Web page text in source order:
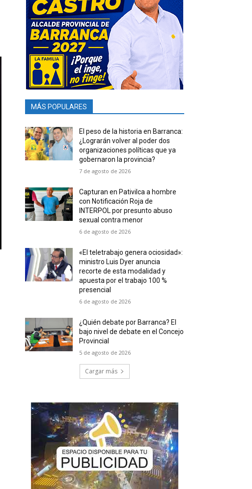
MÁS POPULARES
El peso de la historia en Barranca:
¿Lograrán volver al poder dos
organizaciones políticas que ya
gobernaron la provincia?
7 de agosto de 2026
Capturan en Pativilca a hombre
con Notificación Roja de
INTERPOL por presunto abuso
sexual contra menor
6 de agosto de 2026
«El teletrabajo genera ociosidad»:
ministro Luis Dyer anuncia
recorte de esta modalidad y
apuesta por el trabajo 100 %
presencial
6 de agosto de 2026
¿Quién debate por Barranca? El
bajo nivel de debate en el Concejo
Provincial
5 de agosto de 2026
Cargar más